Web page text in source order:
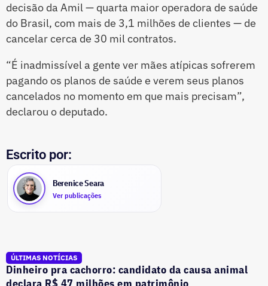
decisão da Amil — quarta maior operadora de saúde
do Brasil, com mais de 3,1 milhões de clientes — de
cancelar cerca de 30 mil contratos.
“É inadmissível a gente ver mães atípicas sofrerem
pagando os planos de saúde e verem seus planos
cancelados no momento em que mais precisam”,
declarou o deputado.
Escrito por:
Berenice Seara
Ver publicações
ÚLTIMAS NOTÍCIAS
Dinheiro pra cachorro: candidato da causa animal
declara R$ 47 milhões em patrimônio